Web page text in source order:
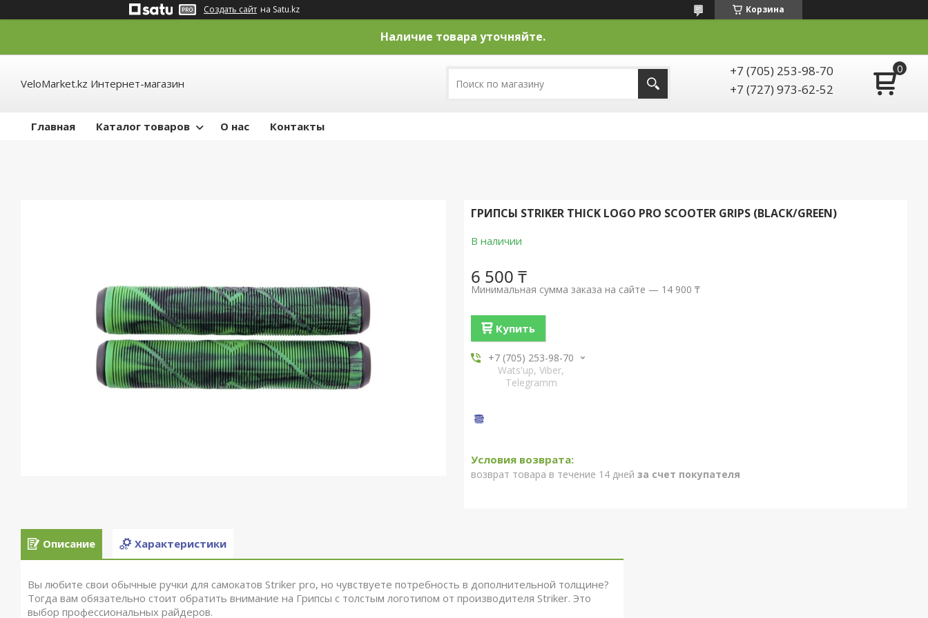
Создать сайт на Satu.kz Корзина
Наличие товара уточняйте.
VeloMarket.kz Интернет-магазин
+7 (705) 253-98-70
+7 (727) 973-62-52
Главная Каталог товаров О нас Контакты
ГРИПСЫ STRIKER THICK LOGO PRO SCOOTER GRIPS (BLACK/GREEN)
В наличии
6 500 ₸
Минимальная сумма заказа на сайте — 14 900 ₸
Купить
+7 (705) 253-98-70
Wats'up, Viber,
Telegramm
возврат товара в течение 14 дней за счет покупателя
Описание Характеристики
Вы любите свои обычные ручки для самокатов Striker pro, но чувствуете потребность в дополнительной толщине?
Тогда вам обязательно стоит обратить внимание на Грипсы с толстым логотипом от производителя Striker. Это
выбор профессиональных райдеров.